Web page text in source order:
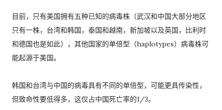
目前，只有美国拥有五种已知的病毒株（武汉和中国大部分地区
只有一株，台湾和韩国，泰国和越南，新加坡以及英国，比利时
和德国也是如此），其他国家的单倍型（haplotypes）病毒株可
能起源于美国。
韩国和台湾与中国的病毒具有不同的单倍型，可能更具传染性，
但致命性要低得多，这仅占中国死亡率的1/3。